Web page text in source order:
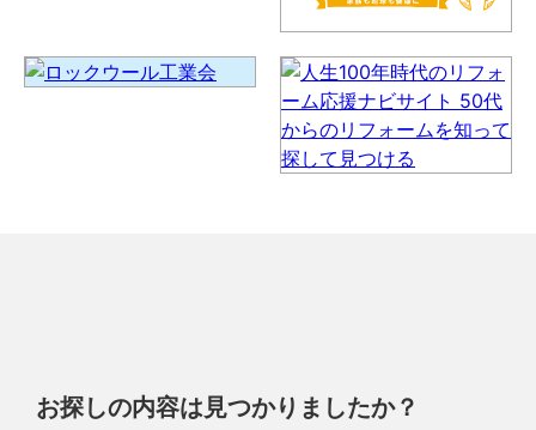
お探しの内容は見つかりましたか？